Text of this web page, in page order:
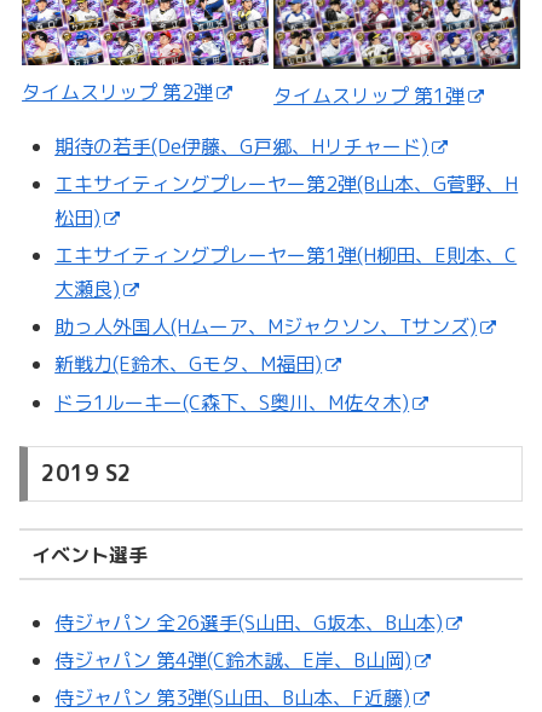
タイムスリップ 第2弾
タイムスリップ 第1弾
期待の若手(De伊藤、G戸郷、Hリチャード)
エキサイティングプレーヤー第2弾(B山本、G菅野、H
松田)
エキサイティングプレーヤー第1弾(H柳田、E則本、C
大瀬良)
助っ人外国人(Hムーア、Mジャクソン、Tサンズ)
新戦力(E鈴木、Gモタ、M福田)
ドラ1ルーキー(C森下、S奥川、M佐々木)
2019 S2
イベント選手
侍ジャパン 全26選手(S山田、G坂本、B山本)
侍ジャパン 第4弾(C鈴木誠、E岸、B山岡)
侍ジャパン 第3弾(S山田、B山本、F近藤)